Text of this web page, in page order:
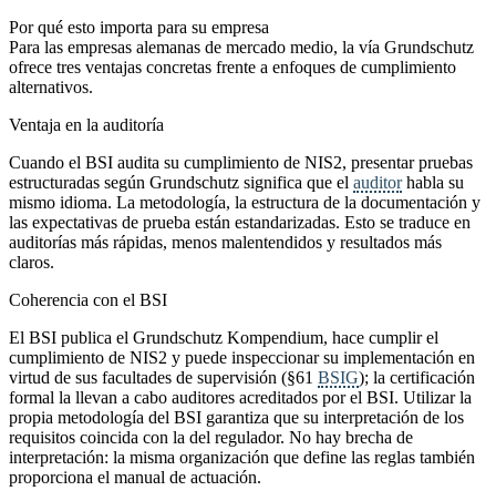
Por qué esto importa para su empresa
Para las empresas alemanas de mercado medio, la vía Grundschutz
ofrece tres ventajas concretas frente a enfoques de cumplimiento
alternativos.
Ventaja en la auditoría
Cuando el BSI audita su cumplimiento de NIS2, presentar pruebas
estructuradas según Grundschutz significa que el auditorhabla su
mismo idioma. La metodología, la estructura de la documentación y
las expectativas de prueba están estandarizadas. Esto se traduce en
auditorías más rápidas, menos malentendidos y resultados más
claros.
Coherencia con el BSI
El BSI publica el Grundschutz Kompendium, hace cumplir el
cumplimiento de NIS2 y puede inspeccionar su implementación en
virtud de sus facultades de supervisión (§61 BSIG); la certificación
formal la llevan a cabo auditores acreditados por el BSI. Utilizar la
propia metodología del BSI garantiza que su interpretación de los
requisitos coincida con la del regulador. No hay brecha de
interpretación: la misma organización que define las reglas también
proporciona el manual de actuación.